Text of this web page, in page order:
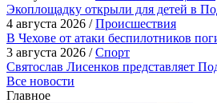
Экоплощадку открыли для детей в
4 августа 2026 /Происшествия
В Чехове от атаки беспилотников
3 августа 2026 /Спорт
Святослав Лисенков представляет
Все новости
Главное